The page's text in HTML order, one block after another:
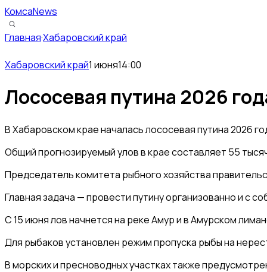
КомсаNews
Главная·Хабаровский край
Хабаровский край1 июня14:00
Лососевая путина 2026
В Хабаровском крае началась лососевая путина 2026
Общий прогнозируемый улов в крае составляет 55
Председатель комитета рыбного хозяйства
Главная задача — провести путину организованно и с
С 15 июня лов начнется на реке Амур и в Амурском
Для рыбаков установлен режим пропуска рыбы на
В морских и пресноводных участках также